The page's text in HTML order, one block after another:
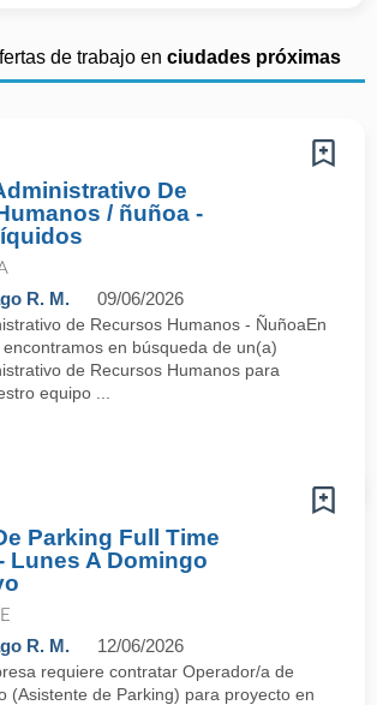
de trabajo en ciudades próximas
De
/ ñuñoa -
R. M. 09/06/2026
de Recursos Humanos - ÑuñoaEn
en búsqueda de un(a)
de Recursos Humanos para
equipo ...
Parking Full Time
Lunes A Domingo
R. M. 12/06/2026
requiere contratar Operador/a de
(Asistente de Parking) para proyecto en